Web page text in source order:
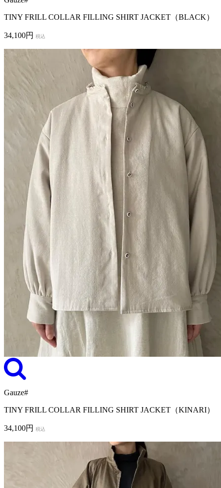
TINY FRILL COLLAR FILLING SHIRT JACKET（BLACK）
34,100円 税込
Gauze#
TINY FRILL COLLAR FILLING SHIRT JACKET（KINARI）
34,100円 税込